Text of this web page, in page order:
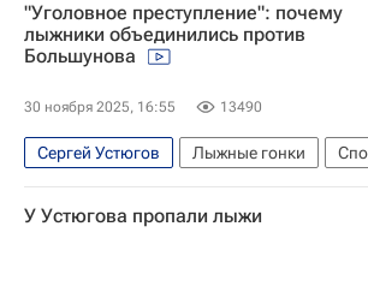
Александр Большунов
Федерация лыжных гонок России (ФЛГР)
Спорт
"Уголовное преступление": почему
лыжники объединились против
Большунова
30 ноября 2025, 16:55 13490
Сергей Устюгов Лыжные гонки
Глеб Ретивых
Федерация лыжных гонок России (ФЛГР)
У Устюгова пропали лыжи